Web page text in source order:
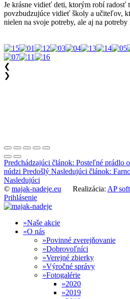
Je krásne vidieť deti, ktorým robí radosť
povzbudzujúce vidieť školy a učiteľov,
nielen na svoje potreby, ale aj na
❮
❯
Predchádzajúci článok: Posteľné prádlo
núdzi Predošlý Nasledujúci článok:
Nasledujúci
© majak-nadeje.eu Realizácia: AP soft
Prihlásenie
Naše akcie
O nás
Povinné zverejňovanie
Dobrovoľníci
Verejné zbierky
Výročné správy
Fotogalérie
2020
2019